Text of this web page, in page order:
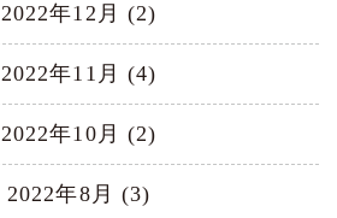
2022年12月 (2)
2022年11月 (4)
2022年10月 (2)
2022年8月 (3)